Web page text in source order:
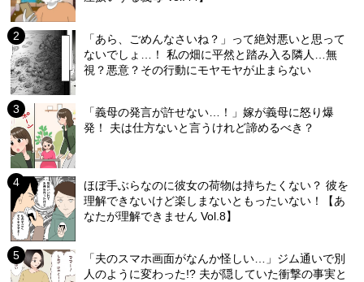
「あら、ごめんなさいね？」って絶対悪いと思って
ないでしょ…！ 私の畑に平然と踏み入る隣人…無
視？悪意？その行動にモヤモヤが止まらない
「義母の発言が許せない…！」嫁が義母に怒り爆
発！ 夫は仕方ないと言うけれど諦めるべき？
ほぼ手ぶらなのに彼女の荷物は持ちたくない？ 彼を
理解できないけど楽しまないともったいない！【あ
なたが理解できません Vol.8】
「夫のスマホ画面がなんか怪しい…」ジム通いで別
人のように変わった!? 夫が隠していた衝撃の事実と